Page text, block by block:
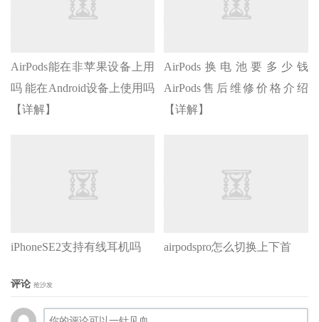
AirPods能在非苹果设备上用
吗 能在Android设备上使用吗
【详解】
AirPods换电池要多少钱
AirPods售后维修价格介绍
【详解】
iPhoneSE2支持有线耳机吗 airpodspro怎么切换上下首
评论 抢沙发